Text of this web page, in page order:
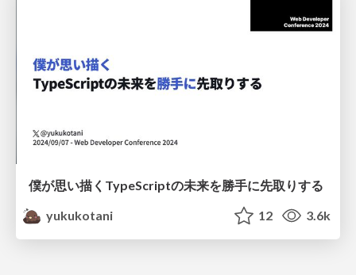
僕が思い描くTypeScriptの未来を勝手に先取りする
yukukotani
12 3.6k